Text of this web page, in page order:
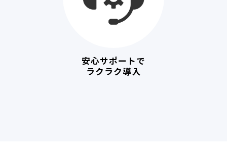
安心サポートで
ラクラク導入